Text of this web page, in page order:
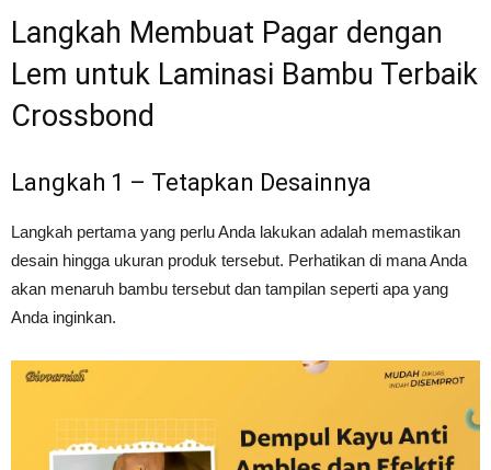
Langkah Membuat Pagar dengan
Lem untuk Laminasi Bambu Terbaik
Crossbond
Langkah 1 – Tetapkan Desainnya
Langkah pertama yang perlu Anda lakukan adalah memastikan
desain hingga ukuran produk tersebut. Perhatikan di mana Anda
akan menaruh bambu tersebut dan tampilan seperti apa yang
Anda inginkan.